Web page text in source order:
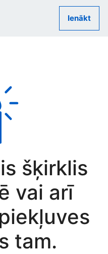
Ienākt
šķirklis
vai arī
tam.